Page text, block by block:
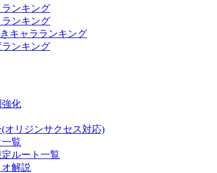
ンキング
ンキング
キャラランキング
ンキング
強化
オリジンサクセス対応)
覧
ルート一覧
解説